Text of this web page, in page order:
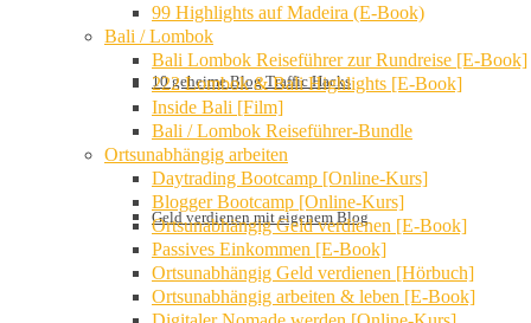
10 geheime Blog Traffic Hacks
Geld verdienen mit eigenem Blog
99 Highlights auf Madeira (E-Book)
Bali / Lombok
Bali Lombok Reiseführer zur Rundreise [E-Book]
222 Lombok & Bali Highlights [E-Book]
Inside Bali [Film]
Bali / Lombok Reiseführer-Bundle
Ortsunabhängig arbeiten
Daytrading Bootcamp [Online-Kurs]
Blogger Bootcamp [Online-Kurs]
Ortsunabhängig Geld verdienen [E-Book]
Passives Einkommen [E-Book]
Ortsunabhängig Geld verdienen [Hörbuch]
Ortsunabhängig arbeiten & leben [E-Book]